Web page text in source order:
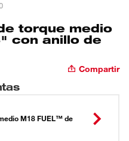
torque medio
con anillo de
Compartir
M18 FUEL™ de